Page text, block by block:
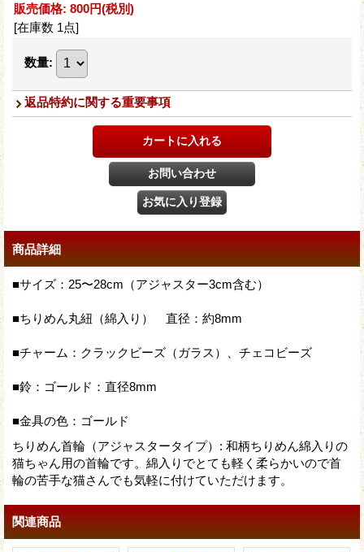
販売価格: 800円(税別)
[在庫数 1点]
数量:
返品特約に関する重要事項
商品詳細
■サイズ：25〜28cm（アジャスター3cm含む）
■ちりめん丸紐（綿入り） 直径：約8mm
■チャーム：クラックビーズ（ガラス）、チェコビーズ
■鈴：ゴールド：直径8mm
■金具の色：ゴールド
ちりめん首輪（アジャスタータイプ） : 和柄ちりめん綿入りの
猫ちゃん用の首輪です。綿入りでとても軽く柔らかいので首
輪の苦手な猫さんでも気軽に付けていただけます。
関連商品